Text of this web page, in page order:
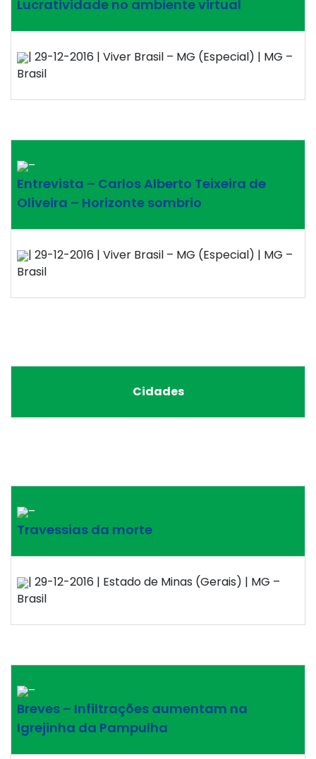
Lucratividade no ambiente virtual
| 29-12-2016 | Viver Brasil – MG (Especial) | MG –
Brasil
–
Entrevista – Carlos Alberto Teixeira de
Oliveira – Horizonte sombrio
| 29-12-2016 | Viver Brasil – MG (Especial) | MG –
Brasil
Cidades
–
Travessias da morte
| 29-12-2016 | Estado de Minas (Gerais) | MG –
Brasil
–
Breves – Infiltrações aumentam na
Igrejinha da Pampulha